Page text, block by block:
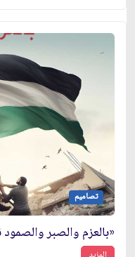
تصاميم
«بالعزم والصبر